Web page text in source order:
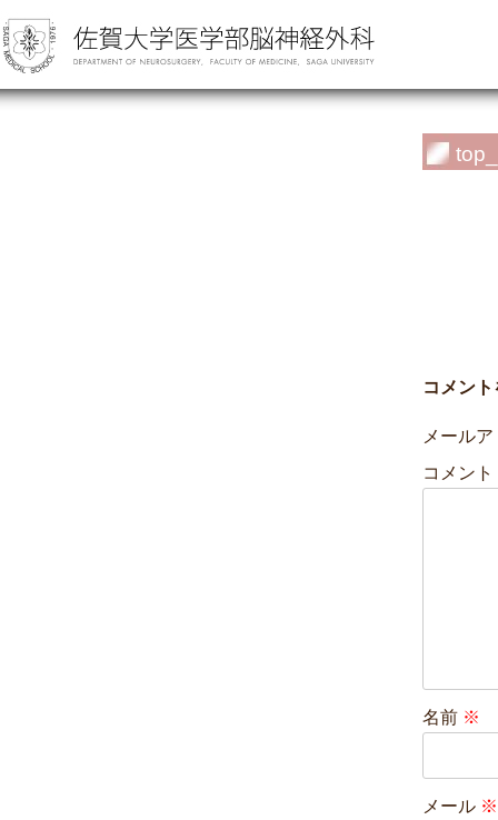
コメン
メール
コメント
名前 ※
メール ※